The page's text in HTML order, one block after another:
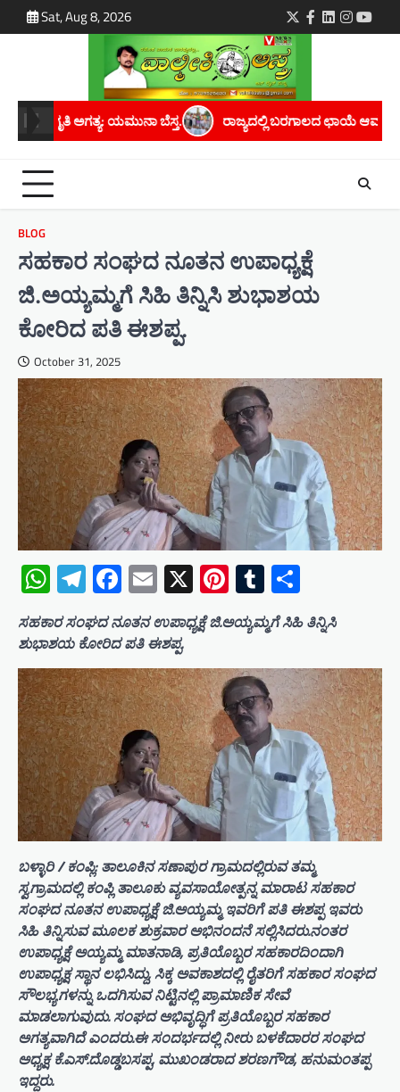
to
Sat, Aug 8, 2026 Twitter
Facebook
LinkedIn
ರಾಜ್ಯದಲ್ಲಿ ಬರಗಾಲದ ಛಾಯೆ ಆವರಿಸಿದೆ; ಸರ್ಕಾರ ತಕ್ಷಣ ಬರಗಾಲ
BLOG
ಸಹಕಾರ ಸಂಘದ ನೂತನ ಉಪಾಧ್ಯಕ್ಷೆ
ಜಿ.ಅಯ್ಯಮ್ಮಗೆ ಸಿಹಿ ತಿನ್ನಿಸಿ ಶುಭಾಶಯ
ಕೋರಿದ ಪತಿ ಈಶಪ್ಪ.
October 31, 2025
WhatsApp
Telegram
Facebook
Email
X Pinterest
Tumblr
ಸಹಕಾರ ಸಂಘದ ನೂತನ ಉಪಾಧ್ಯಕ್ಷೆ ಜಿ.ಅಯ್ಯಮ್ಮಗೆ ಸಿಹಿ ತಿನ್ನಿಸಿ
ಶುಭಾಶಯ ಕೋರಿದ ಪತಿ ಈಶಪ್ಪ.
ಬಳ್ಳಾರಿ / ಕಂಪ್ಲಿ: ತಾಲೂಕಿನ ಸಣಾಪುರ ಗ್ರಾಮದಲ್ಲಿರುವ ತಮ್ಮ
ಸ್ವಗ್ರಾಮದಲ್ಲಿ ಕಂಪ್ಲಿ ತಾಲೂಕು ವ್ಯವಸಾಯೋತ್ಪನ್ನ ಮಾರಾಟ ಸಹಕಾರ
ಸಂಘದ ನೂತನ ಉಪಾಧ್ಯಕ್ಷೆ ಜಿ.ಅಯ್ಯಮ್ಮ ಇವರಿಗೆ ಪತಿ ಈಶಪ್ಪ ಇವರು
ಸಿಹಿ ತಿನ್ನಿಸುವ ಮೂಲಕ ಶುಕ್ರವಾರ ಅಭಿನಂದನೆ ಸಲ್ಲಿಸಿದರು.ನಂತರ
ಉಪಾಧ್ಯಕ್ಷೆ ಅಯ್ಯಮ್ಮ ಮಾತನಾಡಿ, ಪ್ರತಿಯೊಬ್ಬರ ಸಹಕಾರದಿಂದಾಗಿ
ಉಪಾಧ್ಯಕ್ಷ ಸ್ಥಾನ ಲಭಿಸಿದ್ದು, ಸಿಕ್ಕ ಅವಕಾಶದಲ್ಲಿ ರೈತರಿಗೆ ಸಹಕಾರ ಸಂಘದ
ಸೌಲಭ್ಯಗಳನ್ನು ಒದಗಿಸುವ ನಿಟ್ಟಿನಲ್ಲಿ ಪ್ರಾಮಾಣಿಕ ಸೇವೆ
ಮಾಡಲಾಗುವುದು. ಸಂಘದ ಅಭಿವೃದ್ಧಿಗೆ ಪ್ರತಿಯೊಬ್ಬರ ಸಹಕಾರ
ಅಗತ್ಯವಾಗಿದೆ ಎಂದರು.ಈ ಸಂದರ್ಭದಲ್ಲಿ ನೀರು ಬಳಕೆದಾರರ ಸಂಘದ
ಅಧ್ಯಕ್ಷ ಕೆ.ಎಸ್.ದೊಡ್ಡಬಸಪ್ಪ, ಮುಖಂಡರಾದ ಶರಣಗೌಡ, ಹನುಮಂತಪ್ಪ
ಇದ್ದರು.